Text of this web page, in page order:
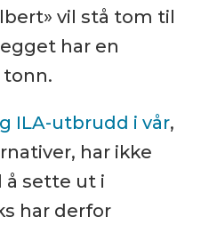
vil stå tom til
har en
tonn.
ILA-utbrudd i vår,
har ikke
å sette ut i
har derfor